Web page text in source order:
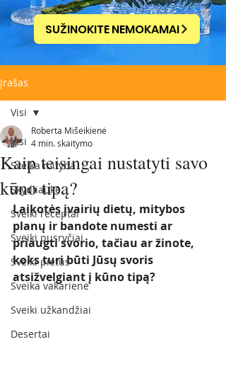
SUŽINOKITE NEMOKAMAI
Įrašas
Visi
Sveika mityba
Skydliaukė
Sveiki receptai
Sveiki pusryčiai
Sveiki pietūs
Sveika vakarienė
Sveiki užkandžiai
Desertai
Visi
Kaip teisingai nustatyti savo
kūno tipą?
Roberta Mišeikienė
4 min. skaitymo
Laikotės įvairių dietų, mitybos
planų ir bandote numesti ar
priaugti svorio, tačiau ar žinote,
koks turi būti Jūsų svoris
atsižvelgiant į kūno tipą?